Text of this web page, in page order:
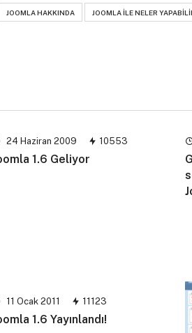
JOOMLA HAKKINDA JOOMLA ILE NELER
24 Haziran 2009 10553
1.6 Geliyor
11 Ocak 2011 11123
1.6 Yayınlandı!